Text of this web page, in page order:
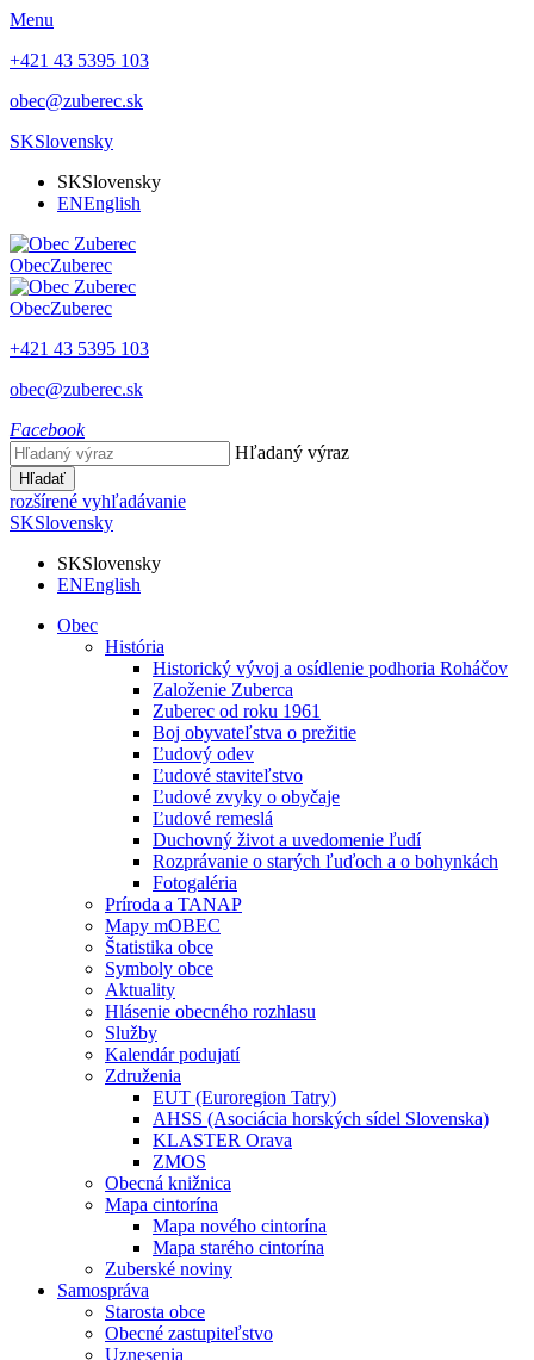
Menu
+421 43 5395 103
obec@zuberec.sk
SKSlovensky
SKSlovensky
ENEnglish
ObecZuberec
ObecZuberec
+421 43 5395 103
obec@zuberec.sk
Facebook
Hľadaný výraz
Hľadať
rozšírené vyhľadávanie
SKSlovensky
SKSlovensky
ENEnglish
Obec
História
Historický vývoj a osídlenie podhoria Roháčov
Založenie Zuberca
Zuberec od roku 1961
Boj obyvateľstva o prežitie
Ľudový odev
Ľudové staviteľstvo
Ľudové zvyky o obyčaje
Ľudové remeslá
Duchovný život a uvedomenie ľudí
Rozprávanie o starých ľuďoch a o bohynkách
Fotogaléria
Príroda a TANAP
Mapy mOBEC
Štatistika obce
Symboly obce
Aktuality
Hlásenie obecného rozhlasu
Služby
Kalendár podujatí
Združenia
EUT (Euroregion Tatry)
AHSS (Asociácia horských sídel Slovenska)
KLASTER Orava
ZMOS
Obecná knižnica
Mapa cintorína
Mapa nového cintorína
Mapa starého cintorína
Zuberské noviny
Samospráva
Starosta obce
Obecné zastupiteľstvo
Uznesenia